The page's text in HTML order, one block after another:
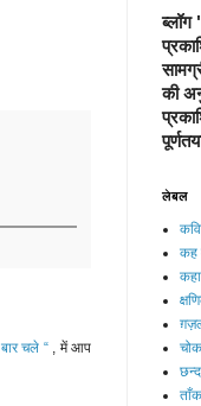
चले “ , में आप
की
लेबल
कह
छन्द